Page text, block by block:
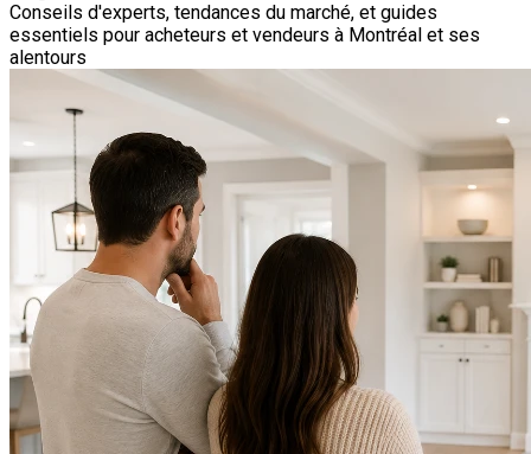
Blogue
Conseils d'experts, tendances du marché, et guides
essentiels pour acheteurs et vendeurs à Montréal et ses
alentours